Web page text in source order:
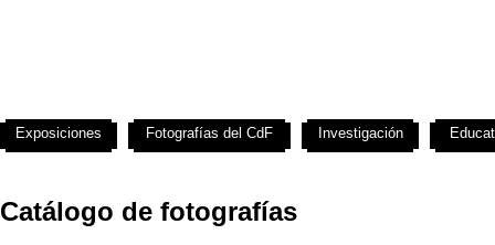
Catálogo de fotografías
Exposiciones Fotografías del CdF Investigación